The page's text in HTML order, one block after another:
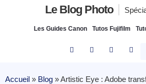
Le Blog Photo
Les Guides Canon Tutos Fujifilm
Accueil » Blog »Artistic Eye : Adobe